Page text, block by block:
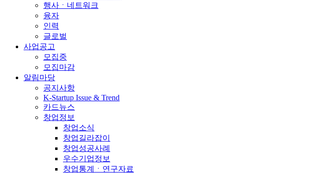
행사ㆍ네트워크
융자
인력
글로벌
사업공고
모집중
모집마감
알림마당
공지사항
K-Startup Issue & Trend
카드뉴스
창업정보
창업소식
창업길라잡이
창업성공사례
우수기업정보
창업통계ㆍ연구자료